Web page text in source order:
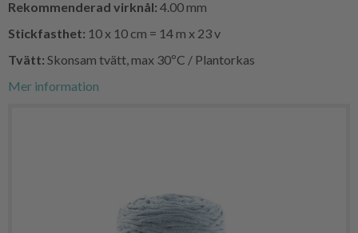
Rekommenderad virknål: 4.00 mm
Stickfasthet: 10 x 10 cm = 14 m x 23 v
Tvätt: Skonsam tvätt, max 30ºC / Plantorkas
Mer information